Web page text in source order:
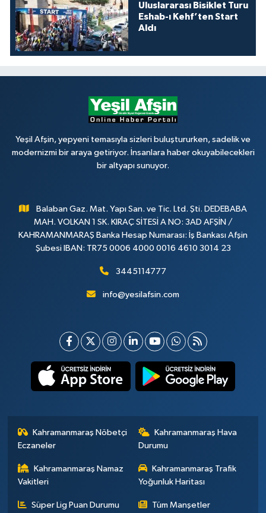
Uluslararası Bisiklet Turu
Eshab-ı Kehf’ten Start
Aldı
Yeşil Afşin, yepyeni temasıyla sizleri buluştururken, sadelik ve
modernizmi bir araya getiriyor. İnsanlara haber okuyabilecekleri
bir altyapı sunuyor.
Balaban Gaz. Mat. Yapı San. ve Tic. Ltd. Şti. DEDEBABA
MAH. VOLKAN 1 SK. KIRAÇ SİTESİ A NO: 3AD AFŞİN /
KAHRAMANMARAŞ Banka Hesap Numarası: İş Bankası Afşin
Şubesi IBAN: TR75 0006 4000 0016 4610 3014 23
3445114777
info@yesilafsin.com
Kahramanmaraş Nöbetçi
Eczaneler
Kahramanmaraş Hava
Durumu
Kahramanmaraş Namaz
Vakitleri
Kahramanmaraş Trafik
Yoğunluk Haritası
Süper Lig Puan Durumu Tüm Manşetler